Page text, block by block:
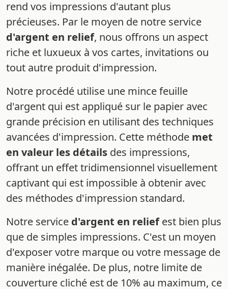
rend vos impressions d'autant plus
précieuses. Par le moyen de notre service
d'argent en relief, nous offrons un aspect
riche et luxueux à vos cartes, invitations ou
tout autre produit d'impression.
Notre procédé utilise une mince feuille
d'argent qui est appliqué sur le papier avec
grande précision en utilisant des techniques
avancées d'impression. Cette méthode met
en valeur les détails des impressions,
offrant un effet tridimensionnel visuellement
captivant qui est impossible à obtenir avec
des méthodes d'impression standard.
Notre service d'argent en reliefest bien plus
que de simples impressions. C'est un moyen
d'exposer votre marque ou votre message de
manière inégalée. De plus, notre limite de
couverture cliché est de 10% au maximum, ce